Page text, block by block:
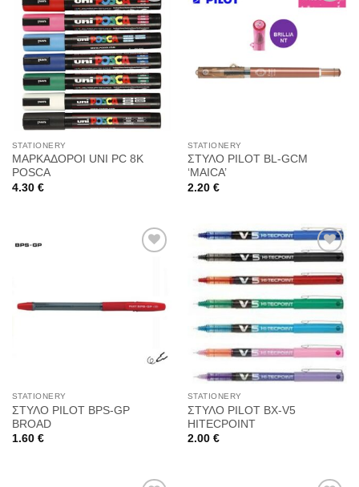
Προσθήκη
στη
Wishlist
STATIONERY
ΜΑΡΚΑΔΟΡΟΙ UNI PC 8K
POSCA
4.30 €
Προσθήκη
STATIONERY
ΣΤΥΛΟ PILOT BL-GCM
‘MAICA’
2.20 €
στη
Wishlist
STATIONERY
ΣΤΥΛΟ PILOT BPS-GP
BROAD
1.60 €
στη
STATIONERY
ΣΤΥΛΟ PILOT BX-V5
HITECPOINT
2.00 €